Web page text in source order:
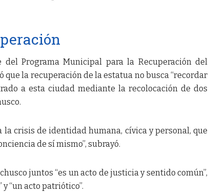
del Programa Municipal para la Recuperación del
la recuperación de la estatua no busca “recordar
a esta ciudad mediante la recolocación de dos
crisis de identidad humana, cívica y personal, que
de sí mismo”, subrayó.
juntos “es un acto de justicia y sentido común”,
“un acto patriótico”.